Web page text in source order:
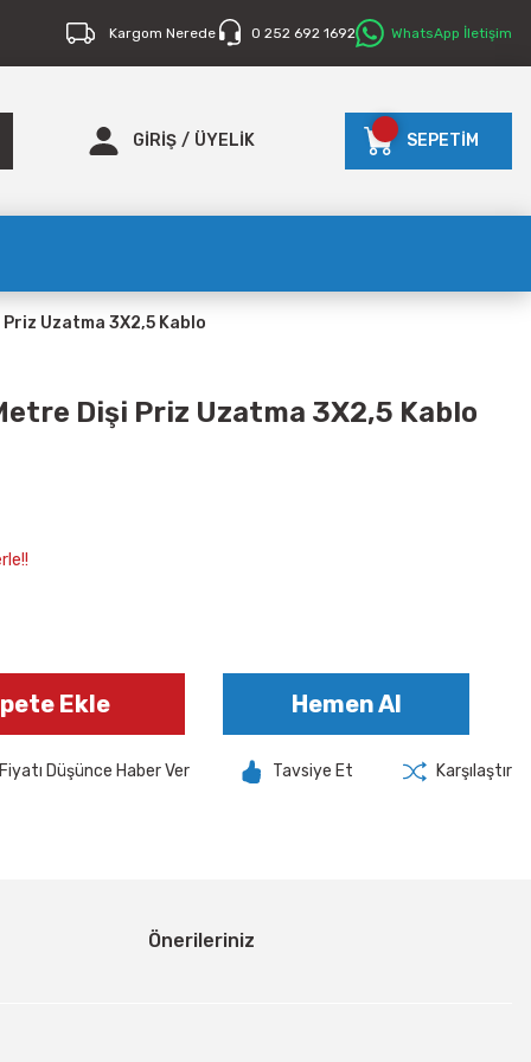
Kargom Nerede 0 252 692 1692 WhatsApp İletişim
GİRİŞ / ÜYELİK SEPETİM
Uzatma 3X2,5 Kablo
Dişi Priz Uzatma 3X2,5 Kablo
Ekle Hemen Al
Fiyatı Düşünce Haber Ver Tavsiye Et Karşılaştır
Önerileriniz